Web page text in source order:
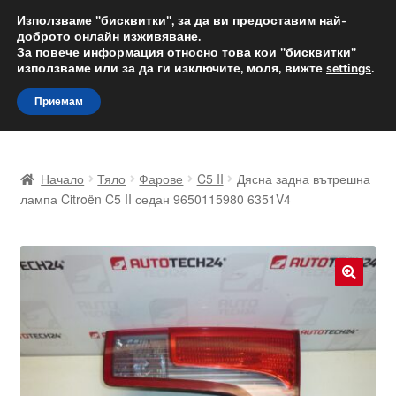
ДОСТАВКА от 12 лв.
Доставка по целия свят
Skip
to
navigation
Skip
to
content
Доставка по целия свят
Количка
Начало Тяло Фарове C5 II
Дясна задна вътрешна
лампа Citroën C5 II седан 9650115980 6351V4
Използваме "бисквитки", за да ви предоставим най-
доброто онлайн изживяване.
За повече информация относно това кои "бисквитки"
използваме или за да ги изключите, моля, вижте settings.
Приемам